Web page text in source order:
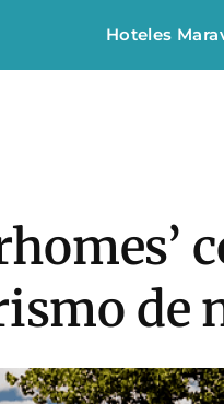
Hoteles
de